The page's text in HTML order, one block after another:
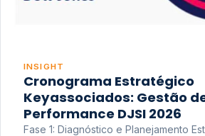
INSIGHT
Cronograma Estratégico
Keyassociados: Gestão
Performance DJSI 2026
Fase 1: Diagnóstico e Planejamento